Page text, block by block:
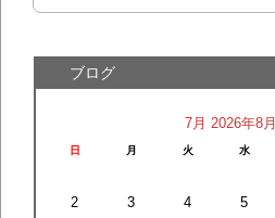
ブログ
7月 2026年8月
日 月 火 水
2
3 4 5